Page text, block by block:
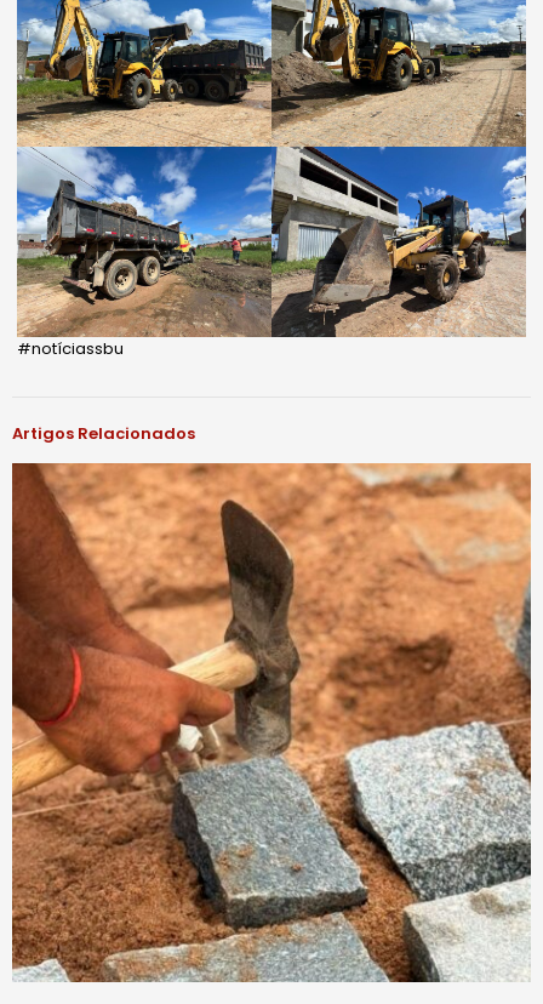
#notíciassbu
Artigos Relacionados